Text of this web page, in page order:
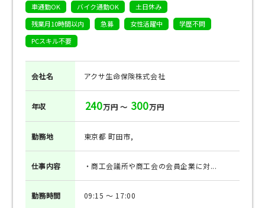
車通勤OK
バイク通勤OK
土日休み
残業月10時間以内
急募 女性活躍中
学歴不問
PCスキル不要
会社名 アクサ生命保険株式会社
年収 240万円 ～ 300万円
勤務地 東京都 町田市,
仕事内容 ・商工会議所や商工会の会員企業に対...
勤務時間 09:15 ～ 17:00